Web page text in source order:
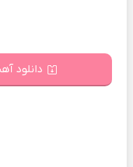
دانلود